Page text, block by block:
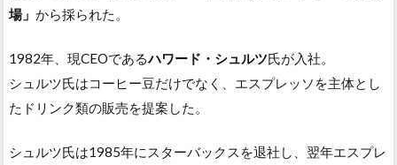
場」 から採られた。
1982年、現CEOであるハワード・シュルツ氏が入社。
シュルツ氏はコーヒー豆だけでなく、エスプレッソを主体とし
たドリンク類の販売を提案した。
シュルツ氏は1985年にスターバックスを退社し、翌年エスプレ